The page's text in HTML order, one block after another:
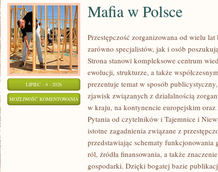
LIPIEC - 4 - 2026
MOŻLIWOŚĆ KOMENTOWANIA MAFIA
POLSCE
Mafia w Polsce
Przestępczość zorganizowana od wielu
zarówno specjalistów, jak i osób
Strona stanowi kompleksowe centrum
ewolucji, strukturze, a także
prezentuje temat w sposób
zjawisk związanych z działalnością
w kraju, na kontynencie europejskim oraz
Pytania od czytelników i Tajemnice i
istotne zagadnienia związane z
przedstawiając schematy funkcjonowania
ról, źródła finansowania, a także
gospodarki. Dzięki bogatej bazie